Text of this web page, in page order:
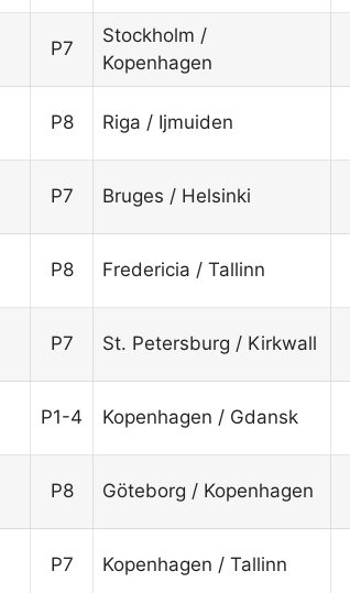
P7
Stockholm /
Kopenhagen
P8 Riga / Ijmuiden
P7 Bruges / Helsinki
P8 Fredericia / Tallinn
P7 St. Petersburg / Kirkwall
P1-4 Kopenhagen / Gdansk
P8 Göteborg / Kopenhagen
P7 Kopenhagen / Tallinn